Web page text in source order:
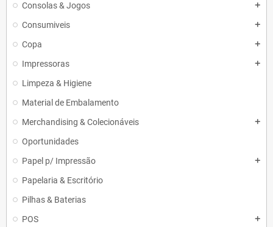
Consolas & Jogos add
Consumiveis add
Copa add
Impressoras add
Limpeza & Higiene
Material de Embalamento
Merchandising & Colecionáveis
add
Oportunidades
Papel p/ Impressão
add
Papelaria & Escritório
Pilhas & Baterias
POS
add